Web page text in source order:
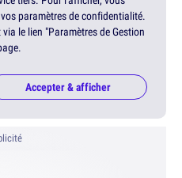
paramètres de confidentialité.
le lien "Paramètres de Gestion
Accepter & afficher